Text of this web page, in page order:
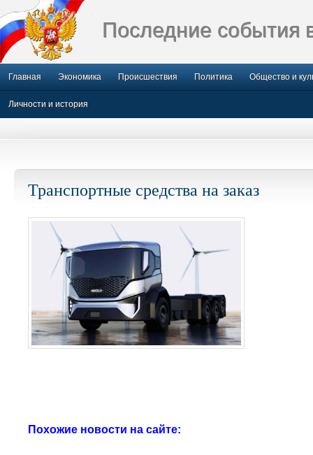
Последние события
Главная Экономика Происшествия Политика Общество и
Личности и история
Транспортные средства на заказ
Похожие новости на сайте: